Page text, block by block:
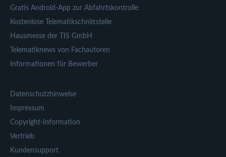
Gratis Android-App zur Abfahrtskontrolle
Kostenlose Telematikschnittstelle
Hausmesse der TIS GmbH
Telematiknews von Fachautoren
Informationen für Bewerber
Datenschutzhinweise
Impressum
Copyright-Information
Vertrieb
Kundensupport